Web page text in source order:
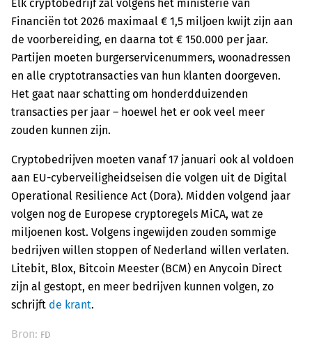
Elk cryptobedrijf zal volgens het ministerie van
Financiën tot 2026 maximaal € 1,5 miljoen kwijt zijn aan
de voorbereiding, en daarna tot € 150.000 per jaar.
Partijen moeten burgerservicenummers, woonadressen
en alle cryptotransacties van hun klanten doorgeven.
Het gaat naar schatting om honderdduizenden
transacties per jaar – hoewel het er ook veel meer
zouden kunnen zijn.
Cryptobedrijven moeten vanaf 17 januari ook al voldoen
aan EU-cyberveiligheidseisen die volgen uit de Digital
Operational Resilience Act (Dora). Midden volgend jaar
volgen nog de Europese cryptoregels MiCA, wat ze
miljoenen kost. Volgens ingewijden zouden sommige
bedrijven willen stoppen of Nederland willen verlaten.
Litebit, Blox, Bitcoin Meester (BCM) en Anycoin Direct
zijn al gestopt, en meer bedrijven kunnen volgen, zo
schrijft de krant.
Bron: FD